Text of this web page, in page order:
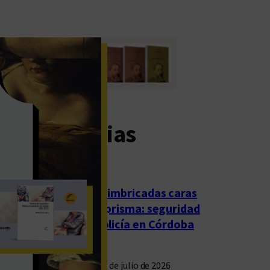
noticias
Las imbricadas caras
del prisma: seguridad
y policía en Córdoba
23 de julio de 2026